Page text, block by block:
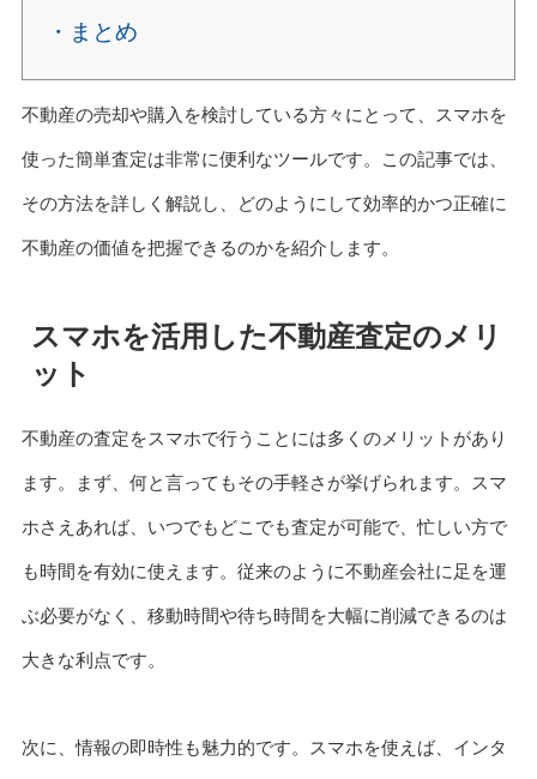
・まとめ
不動産の売却や購入を検討している方々にとって、スマホを
使った簡単査定は非常に便利なツールです。この記事では、
その方法を詳しく解説し、どのようにして効率的かつ正確に
不動産の価値を把握できるのかを紹介します。
スマホを活用した不動産査定のメリ
ット
不動産の査定をスマホで行うことには多くのメリットがあり
ます。まず、何と言ってもその手軽さが挙げられます。スマ
ホさえあれば、いつでもどこでも査定が可能で、忙しい方で
も時間を有効に使えます。従来のように不動産会社に足を運
ぶ必要がなく、移動時間や待ち時間を大幅に削減できるのは
大きな利点です。
次に、情報の即時性も魅力的です。スマホを使えば、インタ